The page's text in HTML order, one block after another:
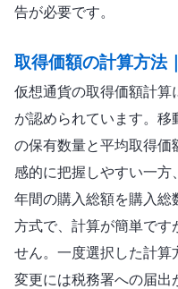
告が必要です。
取得価額の計算方法
仮想通貨の取得価額計算
が認められています。
の保有数量と平均取得価
感的に把握しやすい一方
年間の購入総額を購入総
方式で、計算が簡単です
せん。一度選択した計算
変更には税務署への届出